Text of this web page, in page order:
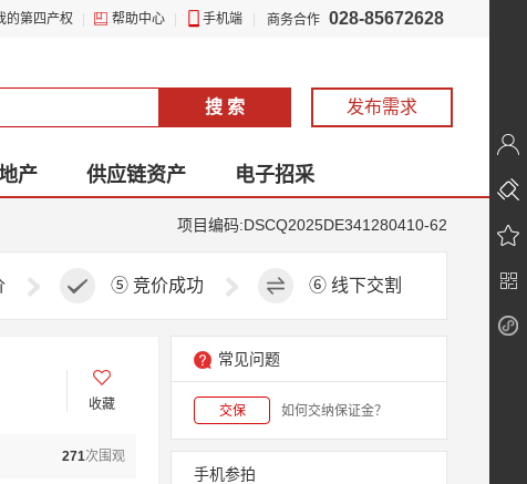
的第四产权 帮助中心 手机端 商务合作 028-85672628
搜 索 发布需求
产 供应链资产
电子招采
项目编码:DSCQ2025DE341280410-62
⑤ 竞价成功 ⑥ 线下交割
收藏
271次围观
常见问题
交保 如何交纳保证金？
手机参拍